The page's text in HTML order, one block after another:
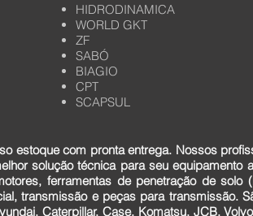
HIDRODINAMICA
WORLD GKT
ZF
SABÓ
BIAGIO
CPT
SCAPSUL
estoque com pronta entrega. Nossos
solução técnica para seu equipamento
ferramentas de penetração de solo
transmissão e peças para transmissão.
Caterpillar, Case, Komatsu, JCB,